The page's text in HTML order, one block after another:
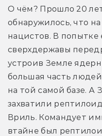
О чём? Прошло 20
обнаружилось, что
нацистов. В попытке
сверхдержавы
устроив Земле
большая часть
на той самой базе.
захватили
Вриль. Командует
втайне был